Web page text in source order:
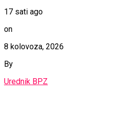
17 sati ago
on
8 kolovoza, 2026
By
Urednik BPZ